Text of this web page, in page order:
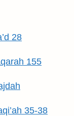
28
155
35-38